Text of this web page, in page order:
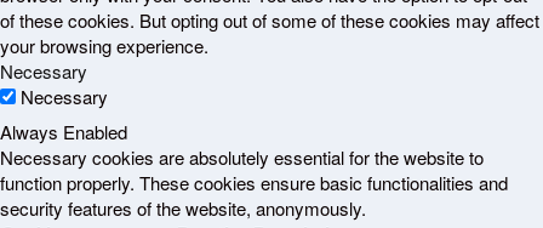
of these cookies. But opting out of some of these cookies may affect
your browsing experience.
Necessary
Necessary
Always Enabled
Necessary cookies are absolutely essential for the website to
function properly. These cookies ensure basic functionalities and
security features of the website, anonymously.